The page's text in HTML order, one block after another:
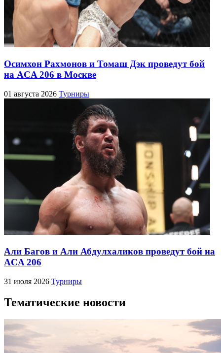
Осимхон Рахмонов и Томаш Дэк проведут бой
на ACA 206 в Москве
01 августа 2026 Турниры
Али Багов и Али Абдулхаликов проведут бой на
ACA 206
31 июля 2026 Турниры
Тематические новости